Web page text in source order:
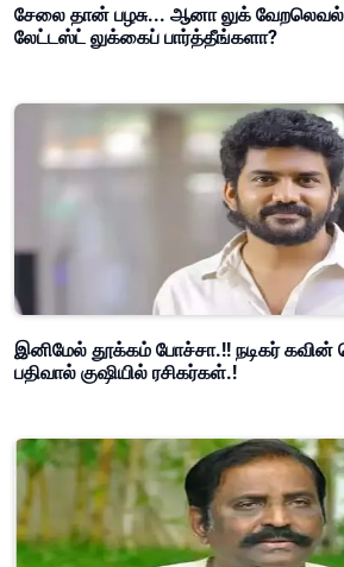
சேலை தான் பழசு... ஆனா லுக்
லேட்டஸ்ட் லுக்கைப் பார்த்தீங்களா?
இனிமேல் தூக்கம் போச்சா.!! நடிகர்
பதிவால் குஷியில் ரசிகர்கள்.!